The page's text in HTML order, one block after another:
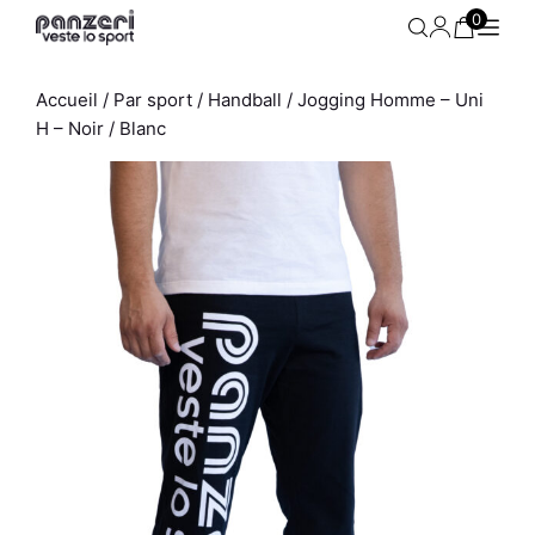
Bermuda Homme - Park B -
Aller
0
Accueil / Par sport / Handball / Jogging Homme – Uni
H – Noir / Blanc